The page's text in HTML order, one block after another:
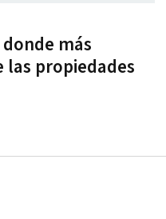
más
las propiedades